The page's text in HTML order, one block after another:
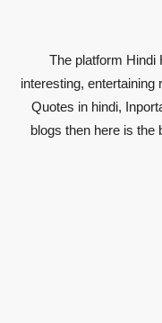
The platform Hindi
interesting, entertaining
Quotes in hindi,
blogs then here is the